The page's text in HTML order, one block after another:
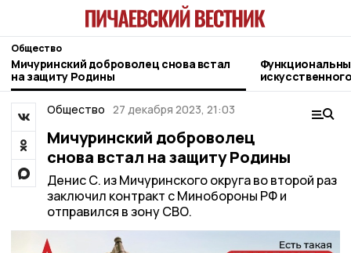
Общество
Мичуринский доброволец снова встал
на защиту Родины
жительница
Общество 27 декабря 2023, 21:03
Мичуринский доброволец
снова встал на защиту Родины
Денис С. из Мичуринского округа во второй раз
заключил контракт с Минобороны РФ и
отправился в зону СВО.